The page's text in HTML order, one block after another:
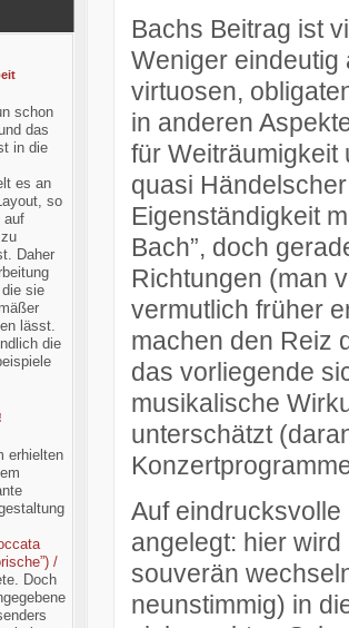
schon
das
in die
es an
so
auf
Daher
sie
lässt.
die
erhielten
/
Doch
Bachs Beitrag ist
Weniger eindeutig
virtuosen,
in anderen
für Weiträumigkeit
quasi
Eigenständigkeit
Bach”, doch
Richtungen (man
vermutlich früher
machen den Reiz
das vorliegende
musikalische
unterschätzt
Auf
angelegt: hier
souverän
neunstimmig) in